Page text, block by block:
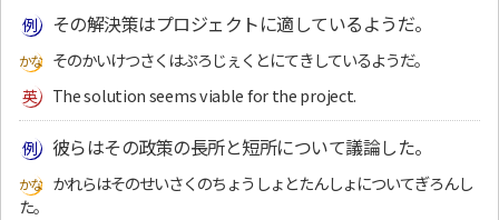
その解決策はプロジェクトに適しているようだ。
そのかいけつさくはぷろじぇくとにてきしているようだ。
The solution seems viable for the project.
彼らはその政策の長所と短所について議論した。
かれらはそのせいさくのちょうしょとたんしょについてぎろんし
た。